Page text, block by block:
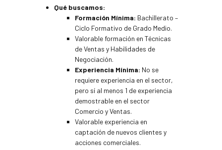
Qué buscamos:
Formación Mínima: Bachillerato –
Ciclo Formativo de Grado Medio.
Valorable formación en Técnicas
de Ventas y Habilidades de
Negociación.
Experiencia Mínima: No se
requiere experiencia en el sector,
pero sí al menos 1 de experiencia
demostrable en el sector
Comercio y Ventas.
Valorable experiencia en
captación de nuevos clientes y
acciones comerciales.